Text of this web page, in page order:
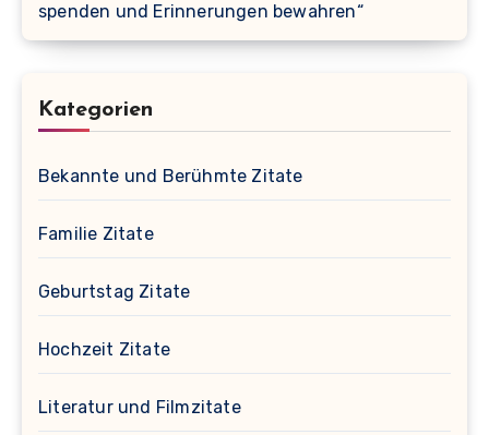
spenden und Erinnerungen bewahren“
Kategorien
Bekannte und Berühmte Zitate
Familie Zitate
Geburtstag Zitate
Hochzeit Zitate
Literatur und Filmzitate